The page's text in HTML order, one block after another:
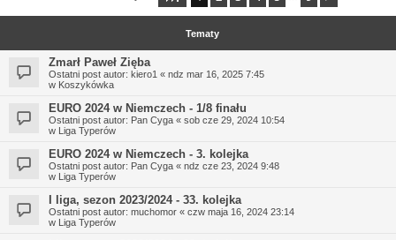
Tematy
Zmarł Paweł Zięba
Ostatni post autor: kiero1 « ndz mar 16, 2025 7:45
w Koszykówka
EURO 2024 w Niemczech - 1/8 finału
Ostatni post autor: Pan Cyga « sob cze 29, 2024 10:54
w Liga Typerów
EURO 2024 w Niemczech - 3. kolejka
Ostatni post autor: Pan Cyga « ndz cze 23, 2024 9:48
w Liga Typerów
I liga, sezon 2023/2024 - 33. kolejka
Ostatni post autor: muchomor « czw maja 16, 2024 23:14
w Liga Typerów